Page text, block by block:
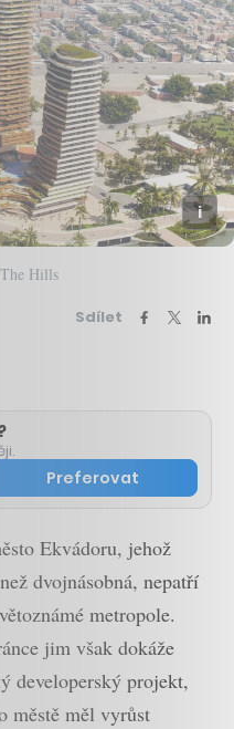
Hills
Sdílet
Preferovat
Ekvádoru, jehož
dvojnásobná, nepatří
metropole.
jim však dokáže
developerský projekt,
městě měl vyrůst